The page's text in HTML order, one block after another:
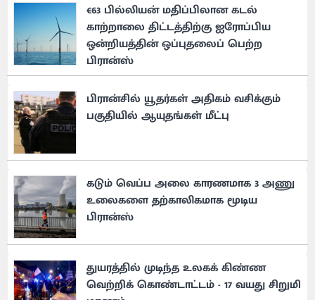
€63 பில்லியன் மதிப்பிலான கடல்
காற்றாலை திட்டத்திற்கு ஐரோப்பிய
ஒன்றியத்தின் ஒப்புதலைப் பெற்ற
பிரான்ஸ்
பிரான்சில் யூதர்கள் அதிகம் வசிக்கும்
பகுதியில் ஆயுதங்கள் மீட்பு
கடும் வெப்ப அலை காரணமாக 3 அணு
உலைகளை தற்காலிகமாக மூடிய
பிரான்ஸ்
துயரத்தில் முடிந்த உலகக் கிண்ண
வெற்றிக் கொண்டாட்டம் - 17 வயது சிறுமி